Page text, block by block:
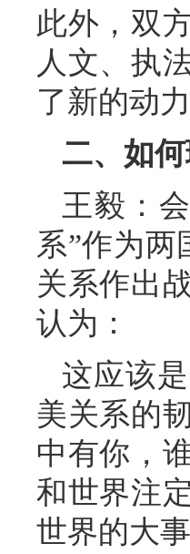
此外，双
人文、执
了新的动力
二、如
王毅：
系”作为
关系作出
认为：
这应该
美关系的
中有你，
和世界注
世界的大事